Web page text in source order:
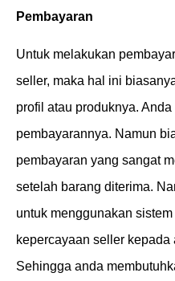
Pembayaran
Untuk melakukan
seller, maka hal ini
profil atau produknya.
pembayarannya. Namun
pembayaran yang sangat
setelah barang diterima.
untuk menggunakan
kepercayaan seller kepada
Sehingga anda